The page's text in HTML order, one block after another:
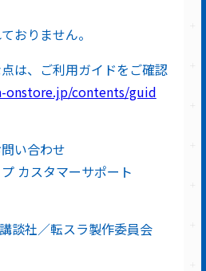
おりません。
は、ご利用ガイドをご確認
onstore.jp/contents/guid
い合わせ
カスタマーサポート
談社／転スラ製作委員会